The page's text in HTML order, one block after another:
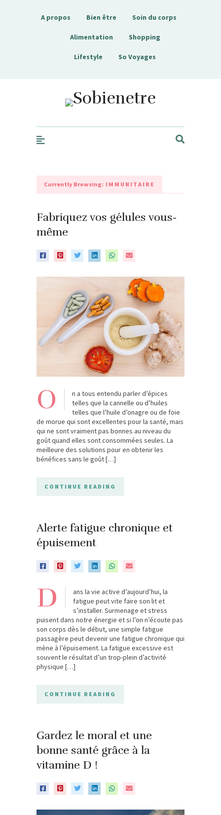
A propos Bien être Soin du corps
Alimentation Shopping
Lifestyle So Voyages
Sobienetre
Currently Browsing: IMMUNITAIRE
Fabriquez vos gélules vous-
même
O
n a tous entendu parler d’épices
telles que la cannelle ou d’huiles
telles que l’huile d’onagre ou de foie
de morue qui sont excellentes pour la santé, mais
qui ne sont vraiment pas bonnes au niveau du
goût quand elles sont consommées seules. La
meilleure des solutions pour en obtenir les
bénéfices sans le goût […]
CONTINUE READING
Alerte fatigue chronique et
épuisement
D
ans la vie active d’aujourd’hui, la
fatigue peut vite faire son lit et
s’installer. Surmenage et stress
puisent dans notre énergie et si l’on n’écoute pas
son corps dès le début, une simple fatigue
passagère peut devenir une fatigue chronique qui
mène à l’épuisement. La fatigue excessive est
souvent le résultat d’un trop-plein d’activité
physique […]
CONTINUE READING
Gardez le moral et une
bonne santé grâce à la
vitamine D !